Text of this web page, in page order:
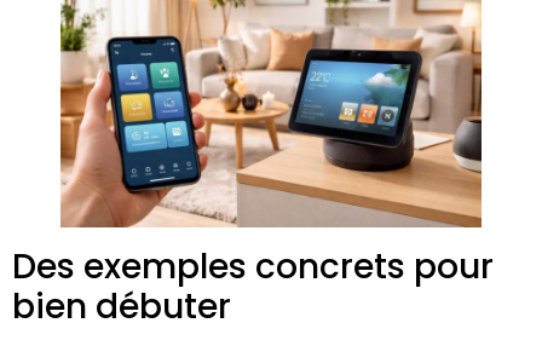
Des exemples concrets pour
bien débuter